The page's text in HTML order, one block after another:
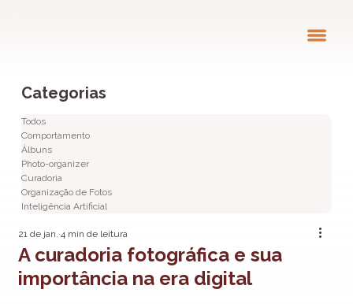
Categorias
Todos
Comportamento
Álbuns
Photo-organizer
Curadoria
Organização de Fotos
Inteligência Artificial
A curadoria fotográfica e sua
importância na era digital
21 de jan. 4 min de leitura